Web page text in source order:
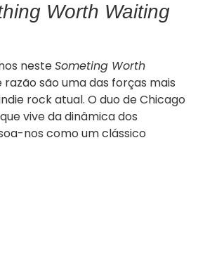
Worth Waiting
nesteSometing Worth
razão são uma das forças mais
rock atual. O duo de Chicago
vive da dinâmica dos
nos como um clássico